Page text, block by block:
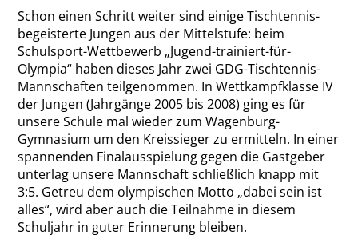
Schon einen Schritt weiter sind einige Tischtennis-
begeisterte Jungen aus der Mittelstufe: beim
Schulsport-Wettbewerb „Jugend-trainiert-für-
Olympia“ haben dieses Jahr zwei GDG-Tischtennis-
Mannschaften teilgenommen. In Wettkampfklasse IV
der Jungen (Jahrgänge 2005 bis 2008) ging es für
unsere Schule mal wieder zum Wagenburg-
Gymnasium um den Kreissieger zu ermitteln. In einer
spannenden Finalausspielung gegen die Gastgeber
unterlag unsere Mannschaft schließlich knapp mit
3:5. Getreu dem olympischen Motto „dabei sein ist
alles“, wird aber auch die Teilnahme in diesem
Schuljahr in guter Erinnerung bleiben.